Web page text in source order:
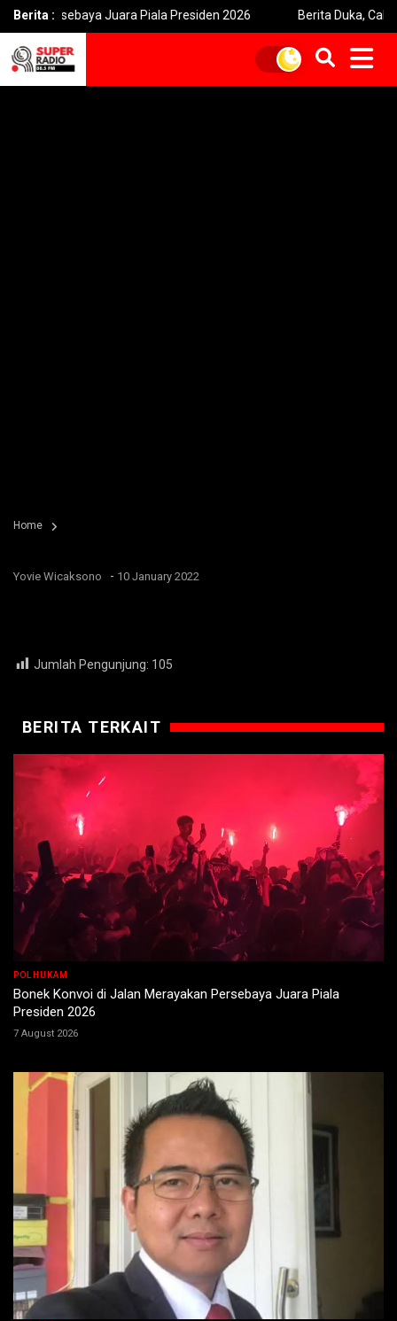
Berita :Juara Piala Presiden 2026 Berita Duka, Cak Sholeh
Home
Yovie Wicaksono - 10 January 2022
Jumlah Pengunjung: 105
BERITA TERKAIT
POLHUKAM
Bonek Konvoi di Jalan Merayakan Persebaya Juara Piala
Presiden 2026
7 August 2026